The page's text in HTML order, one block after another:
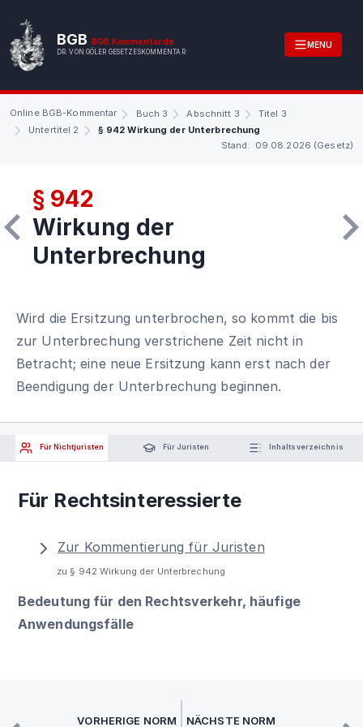
BGB BGB.Kommentar.de
DR. VON GÖLER GESETZESKOMMENTAR
MENU
Online BGB-Kommentar Buch 3 Abschnitt 3
Titel 3
Untertitel 2
§ 942 Wirkung der Unterbrechung
Stand: 09.08.2026 (Gesetz)
§ 942
Wirkung der
Unterbrechung
Wird die Ersitzung unterbrochen, so kommt die bis
zur Unterbrechung verstrichene Zeit nicht in
Betracht; eine neue Ersitzung kann erst nach der
Beendigung der Unterbrechung beginnen.
Für Nichtjuristen Für Juristen Inhaltsverzeichnis
Für Rechtsinteressierte
Zur Kommentierung für Juristen
zu § 942 Wirkung der Unterbrechung
Bedeutung für den Rechtsverkehr, häufige
Anwendungsfälle
VORHERIGE NORM NÄCHSTE NORM